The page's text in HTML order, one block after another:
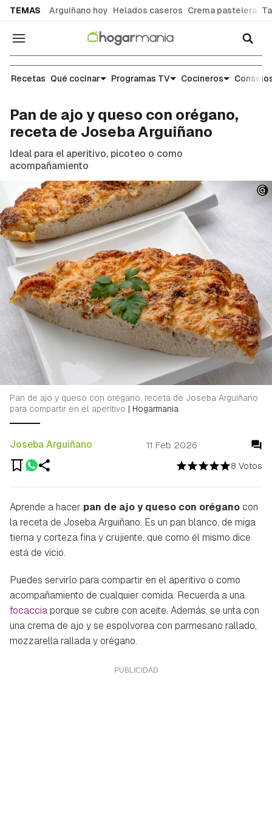
TEMAS Arguiñano hoy Helados caseros Crema pastelera
Navegación
Recetas
Recetas Qué cocinar Programas TV Cocineros
Pan de ajo y queso con orégano,
receta de Joseba Arguiñano
Ideal para el aperitivo, picoteo o como
acompañamiento
8 Votos
Joseba Arguiñano 11 Feb 2026
Pan de ajo y queso con orégano, receta de Joseba Arguiñano
para compartir en el aperitivo | Hogarmania
Aprende a hacer pan de ajo y queso con oréganocon
la receta de Joseba Arguiñano. Es un pan blanco, de miga
tierna y corteza fina y crujiente, que como él mismo dice
está de vicio.
Puedes servirlo para compartir en el aperitivo o como
acompañamiento de cualquier comida. Recuerda a una
focacciaporque se cubre con aceite. Además, se unta con
una crema de ajo y se espolvorea con parmesano rallado,
mozzarella rallada y orégano.